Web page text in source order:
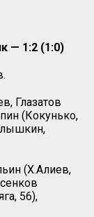
— 1:2 (1:0)
Глазатов
(Кокунько,
(Х.Алиев,
56),